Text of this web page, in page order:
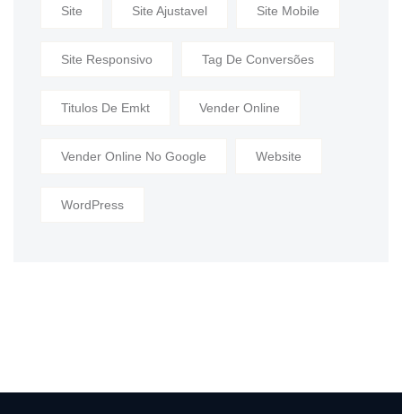
Site Site Ajustavel Site Mobile
Site Responsivo Tag De Conversões
Titulos De Emkt Vender Online
Vender Online No Google Website
WordPress